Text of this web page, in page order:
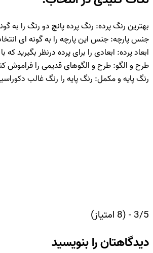
بهترین رنگ پرده: رنگ پرده پانچ دو رنگ را به
جنس پارچه: جنس این پارچه را به گونه ای
ابعاد پرده: ابعادی را برای پرده درنظر بگیرید
طرح و الگو: طرح و الگوهای قدیمی را فراموش
رنگ پایه و مکمل: رنگ پایه را رنگ غالب
3/5 - (8 امتیاز)
دیدگاهتان را بنویسید